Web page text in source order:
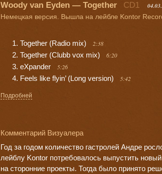
Woody van Eyden — Together CD1
Немецкая версия. Вышла на лейбле Kontor
Together (Radio mix) 2:38
Together (Clubb vox mix) 6:20
eXpander 5:26
Feels like flyin’ (Long version) 5:42
Подробней
Комментарий Визуалера
Год за годом количество гастролей Андре
лейблу Kontor потребовалось выпустить
на сторонние проекты. Тогда было принято